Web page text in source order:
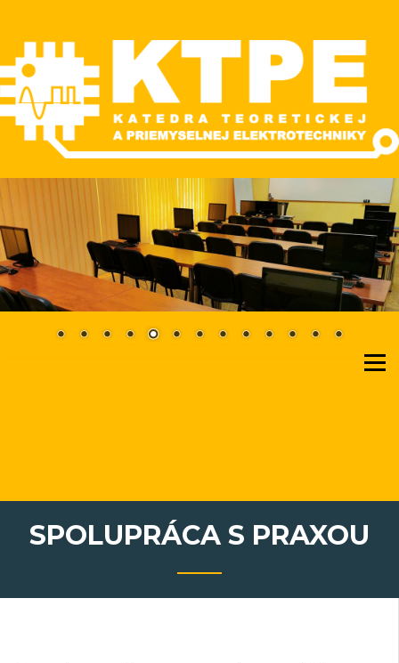
Skip
to
content
KTPE
Katedra teoretickej a priemyselnej elektrotechniky
Spolupráca so zahraničím